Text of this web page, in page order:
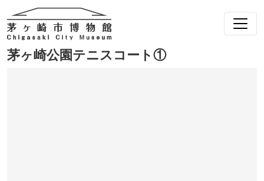
茅ヶ崎公園テニスコート①